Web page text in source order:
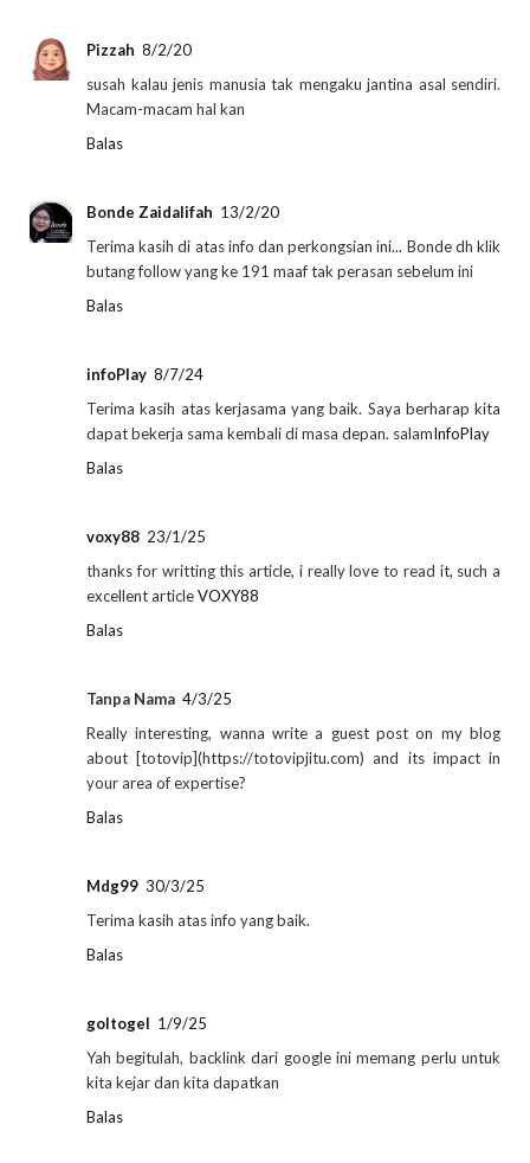
Pizzah 8/2/20
susah kalau jenis manusia tak mengaku jantina asal sendiri.
Macam-macam hal kan
Balas
Bonde Zaidalifah 13/2/20
Terima kasih di atas info dan perkongsian ini... Bonde dh klik
butang follow yang ke 191 maaf tak perasan sebelum ini
Balas
infoPlay 8/7/24
Terima kasih atas kerjasama yang baik. Saya berharap kita
dapat bekerja sama kembali di masa depan. salamInfoPlay
Balas
voxy88 23/1/25
thanks for writting this article, i really love to read it, such a
excellent articleVOXY88
Balas
Tanpa Nama 4/3/25
Really interesting, wanna write a guest post on my blog
about [totovip](https://totovipjitu.com) and its impact in
your area of expertise?
Balas
Mdg99 30/3/25
Terima kasih atas info yang baik.
Balas
goltogel 1/9/25
Yah begitulah, backlink dari google ini memang perlu untuk
kita kejar dan kita dapatkan
Balas